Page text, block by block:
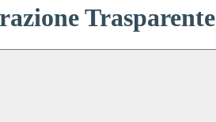
Trasparente